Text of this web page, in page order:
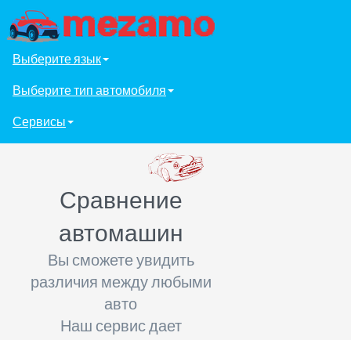
Выберите язык
Выберите тип автомобиля
Сервисы
Сравнение
автомашин
Вы сможете увидить
различия между любыми
авто
Наш сервис дает